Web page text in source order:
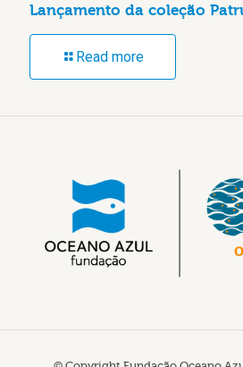
Lançamento da coleção
Read more